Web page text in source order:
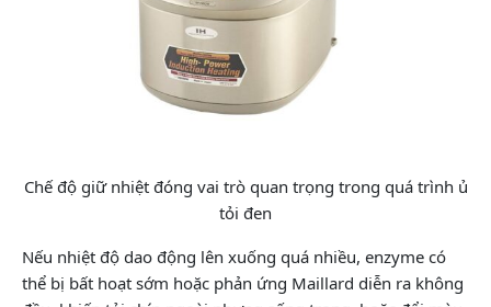
Chế độ giữ nhiệt đóng vai trò quan trọng trong quá trình ủ
tỏi đen
Nếu nhiệt độ dao động lên xuống quá nhiều, enzyme có
thể bị bất hoạt sớm hoặc phản ứng Maillard diễn ra không